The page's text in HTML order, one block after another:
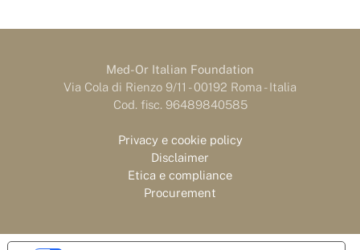
Med-Or Italian Foundation
Via Cola di Rienzo 9/11 - 00192 Roma - Italia
Cod. fisc. 96489840585
Privacy e cookie policy
Disclaimer
Etica e compliance
Procurement